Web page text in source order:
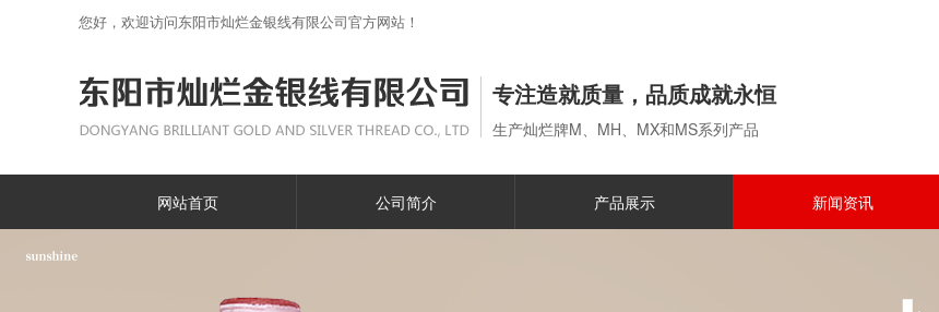
您好，欢迎访问东阳市灿烂金银线有限公司官方网站！
专注造就质量，品质成就永恒
生产灿烂牌M、MH、MX和MS系列产品
网站首页 公司简介 产品展示 新闻资讯